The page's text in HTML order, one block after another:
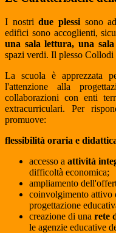
I nostridue plessi sono
edifici sono accoglienti,
una sala lettura, una
spazi verdi. Il plesso Collodi
La scuola è apprezzata
l'attenzione alla
collaborazioni con enti
extracurriculari. Per
promuove:
flessibilità oraria e
accesso a attività
difficoltà economica;
ampliamento
coinvolgimento attivo
progettazione
creazione di una rete
le agenzie educative